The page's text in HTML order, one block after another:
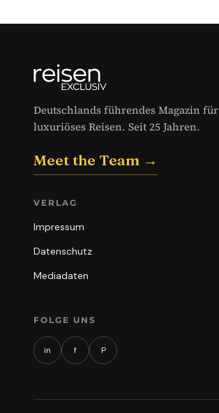
Deutschlands führendes Magazin für
luxuriöses Reisen. Seit 25 Jahren.
Meet the Team →
VERLAG
Impressum
Datenschutz
Mediadaten
FOLGE UNS
in f P